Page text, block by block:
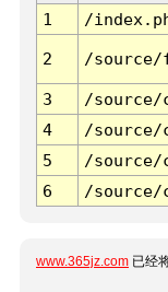
1
/
2 /source/
3 /source/
4
/source/
5
/source/
6
/source/
www.365jz.com 已经